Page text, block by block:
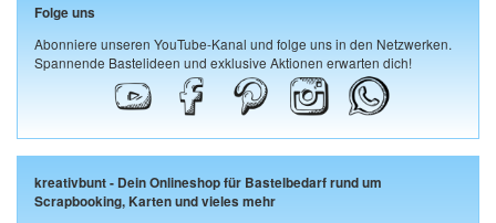
Folge uns
Abonniere unseren YouTube-Kanal und folge uns in den Netzwerken.
Spannende Bastelideen und exklusive Aktionen erwarten dich!
kreativbunt - Dein Onlineshop für Bastelbedarf rund um
Scrapbooking, Karten und vieles mehr